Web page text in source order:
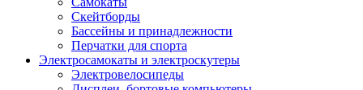
Скейтборды
Бассейны и принадлежности
Перчатки для спорта
Электросамокаты и электроскутеры
Электровелосипеды